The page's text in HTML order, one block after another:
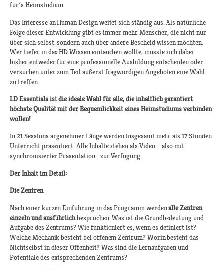
für´s Heimstudium
Das Interesse an Human Design weitet sich ständig aus. Als natürliche
Folge dieser Entwicklung gibt es immer mehr Menschen, die nicht nur
über sich selbst, sondern auch über andere Bescheid wissen möchten.
Wer tiefer in das HD Wissen eintauchen wollte, musste sich dabei
bisher entweder für eine professionelle Ausbildung entscheiden oder
versuchen unter zum Teil äußerst fragwürdigen Angeboten eine Wahl
zu treffen.
LD Essentials ist die ideale Wahl für alle, die inhaltlichgarantiert
höchste Qualitätmit der Bequemlichkeit eines Heimstudiums verbinden
wollen!
In 21 Sessions angenehmer Länge werden insgesamt mehr als 17 Stunden
Unterricht präsentiert. Alle Inhalte stehen als Video – also mit
synchronisierter Präsentation –zur Verfügung.
Der Inhalt im Detail:
Die Zentren
Nach einer kurzen Einführung in das Programm werdenalle Zentren
einzeln und ausführlichbesprochen. Was ist die Grundbedeutung und
Aufgabe des Zentrums? Wie funktioniert es, wenn es definiert ist?
Welche Mechanik besteht bei offenem Zentrum? Worin besteht das
Nichtselbst in dieser Offenheit? Was sind die Lernaufgaben und
Potentiale des entsprechenden Zentrums?